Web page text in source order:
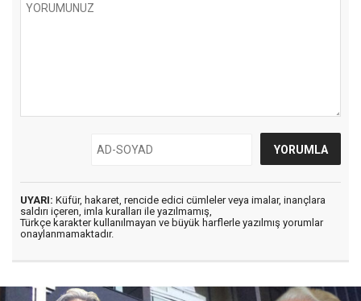
UYARI: Küfür, hakaret, rencide edici cümleler veya imalar, inançlara
saldırı içeren, imla kuralları ile yazılmamış,
Türkçe karakter kullanılmayan ve büyük harflerle yazılmış yorumlar
onaylanmamaktadır.